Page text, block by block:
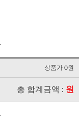
상품가 0원
총 합계금액 : 원